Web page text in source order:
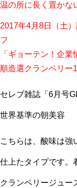
温の所に長く置かな
2017年4月8日（土
フ
「ギョーテン！企
順造選クランベリー
セレブ雑誌「6月号
世界基準の朝美容
こちらは、酸味は強
仕上たタイプです。
クランベリージュー